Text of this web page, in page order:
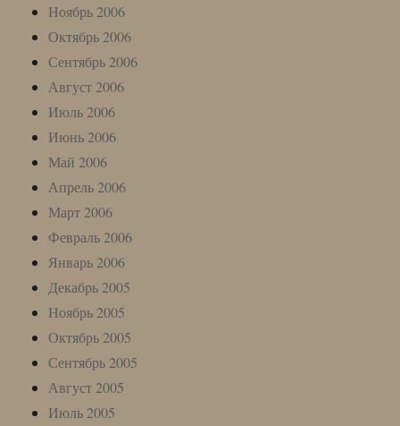
Ноябрь 2006
Октябрь 2006
Сентябрь 2006
Август 2006
Июль 2006
Июнь 2006
Май 2006
Апрель 2006
Март 2006
Февраль 2006
Январь 2006
Декабрь 2005
Ноябрь 2005
Октябрь 2005
Сентябрь 2005
Август 2005
Июль 2005